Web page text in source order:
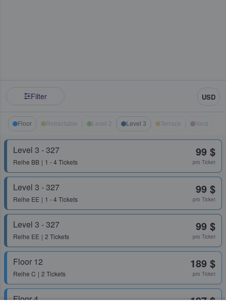
Filter USD
Floor Retractable Level 2 Level 3 Terrace Nest
Level 3 - 327
Reihe BB 1 - 4 Tickets
99 $
pro Ticket
Level 3 - 327
Reihe EE 1 - 4 Tickets
99 $
pro Ticket
Level 3 - 327
Reihe EE 2 Tickets
99 $
pro Ticket
Floor 12
Reihe C 2 Tickets
189 $
pro Ticket